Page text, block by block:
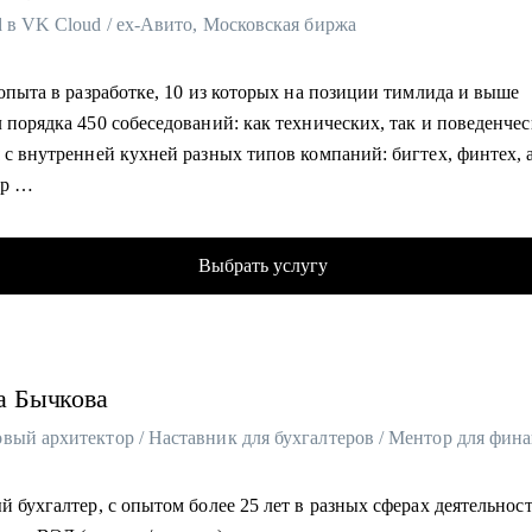
в VK Cloud / ex-Авито, Московская биржа
в разработке, 10 из которых на позиции тимлида и выше
порядка 450 собеседований: как технических, так и
с внутренней кухней разных типов компаний: бигтех, финтех,
продолжаю писать код на Qt/C++, C#, Python и Go
на Хабре и периодически коммичу в Open-source
резюме от информационного мусора, тюнинг под конкретную
Выбрать услугу
Бычкова
бухгалтер, с опытом более 25 лет в разных сферах